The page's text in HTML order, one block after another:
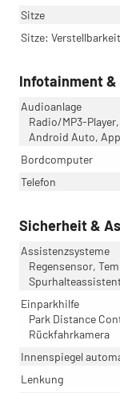
Sitze
Sitze: Verstellbarkeit
Infotainment
Audioanlage
Radio/MP3-
Android Auto,
Bordcomputer
Telefon
Sicherheit &
Assistenzsysteme
Regensensor,
Einparkhilfe
Park Distance
Rückfahrkamera
Innenspiegel
Lenkung